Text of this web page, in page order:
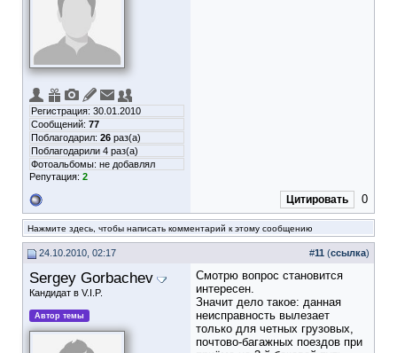
Регистрация: 30.01.2010
Сообщений: 77
Поблагодарил: 26 раз(а)
Поблагодарили 4 раз(а)
Фотоальбомы: не добавлял
Репутация: 2
Цитировать 0
Нажмите здесь, чтобы написать комментарий к этому сообщению
24.10.2010, 02:17 #11 (ссылка)
Sergey Gorbachev
Кандидат в V.I.P.
Автор темы
Смотрю вопрос становится
интересен.
Значит дело такое: данная
неисправность вылезает
только для четных грузовых,
почтово-багажных поездов при